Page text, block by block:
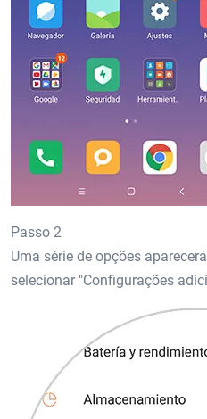
Passo 2
Uma série de opções
selecionar "Configurações